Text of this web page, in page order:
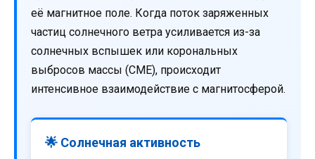
её магнитное поле. Когда поток заряженных
частиц солнечного ветра усиливается из-за
солнечных вспышек или корональных
выбросов массы (CME), происходит
интенсивное взаимодействие с магнитосферой.
🌟 Солнечная активность